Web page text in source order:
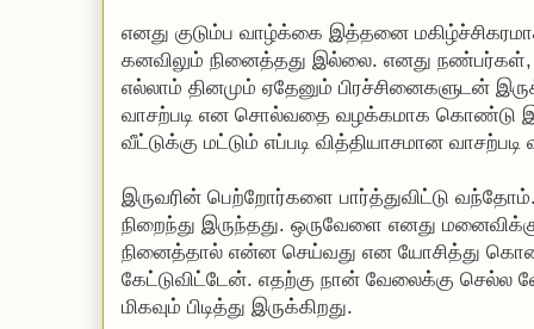
எனது குடும்ப வாழ்க்கை இத்தனை
கனவிலும் நினைத்தது இல்லை. எனது
எல்லாம் தினமும் ஏதேனும் பிரச்சினைகளுடன்
வாசற்படி என சொல்வதை வழக்கமாக கொண்டு
வீட்டுக்கு மட்டும் எப்படி வித்தியாசமான வாசற்படி
இருவரின் பெற்றோர்களை பார்த்துவிட்டு
நிறைந்து இருந்தது. ஒருவேளை எனது
நினைத்தால் என்ன செய்வது என யோசித்து
கேட்டுவிட்டேன். எதற்கு நான் வேலைக்கு
மிகவும் பிடித்து இருக்கிறது.